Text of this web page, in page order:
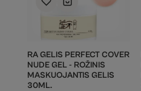
RA GELIS PERFECT COVER
NUDE GEL - ROŽINIS
MASKUOJANTIS GELIS
30ML.